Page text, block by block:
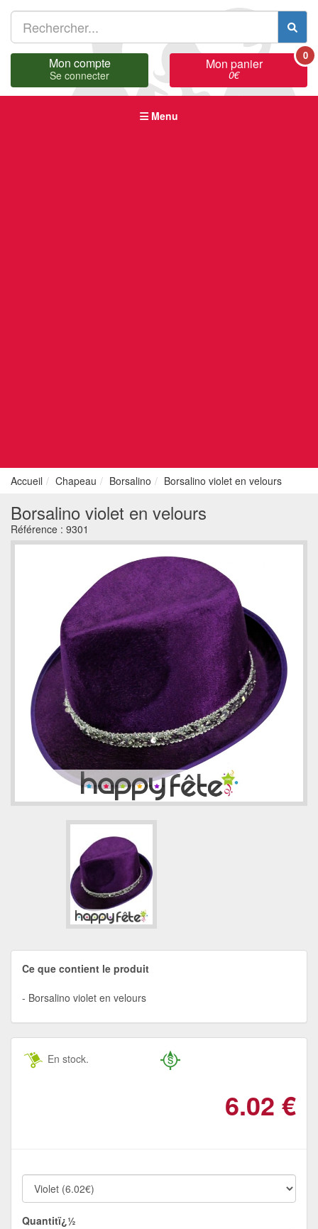
Mon compte
Se connecter
Mon panier
0€
0
Menu
Accueil Chapeau Borsalino Borsalino violet en velours
Borsalino violet en velours
Référence : 9301
Ce que contient le produit
Borsalino violet en velours
En stock.
6.02 €
Quantitï¿½